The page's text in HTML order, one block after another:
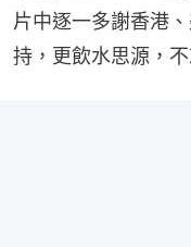
片中逐一多謝香港
持，更飲水思源，